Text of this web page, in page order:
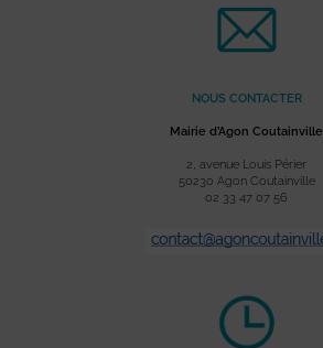
NOUS CONTACTER
Mairie d’Agon Coutainville
2, avenue Louis Périer
50230 Agon Coutainville
02 33 47 07 56